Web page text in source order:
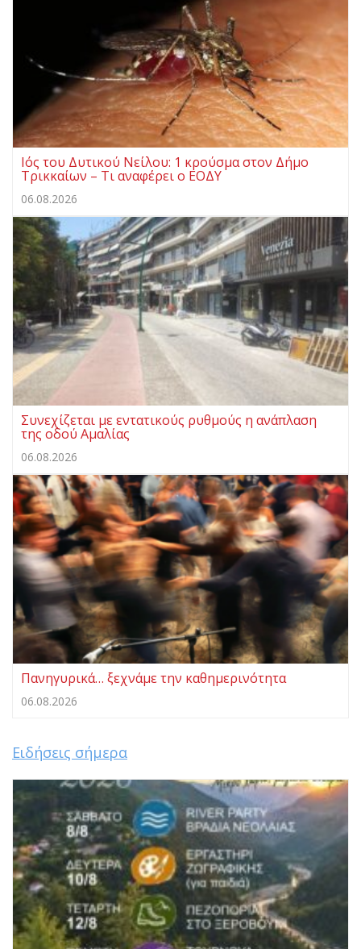
Ιός του Δυτικού Νείλου: 1 κρούσμα στον Δήμο
Τρικκαίων – Τι αναφέρει ο ΕΟΔΥ
06.08.2026
Συνεχίζεται με εντατικούς ρυθμούς η ανάπλαση
της οδού Αμαλίας
06.08.2026
Πανηγυρικά… ξεχνάμε την καθημερινότητα
06.08.2026
Ειδήσεις σήμερα